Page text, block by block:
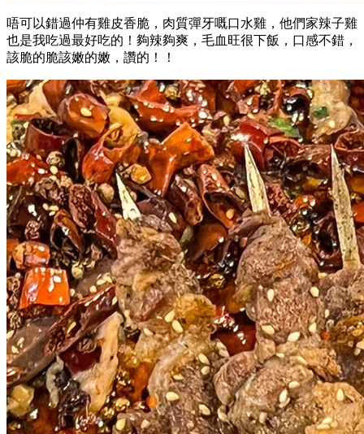
唔可以錯過仲有雞皮香脆，肉質彈牙嘅口水雞，他們家辣子雞
也是我吃過最好吃的！夠辣夠爽，毛血旺很下飯，口感不錯，
該脆的脆該嫩的嫩，讚的！！